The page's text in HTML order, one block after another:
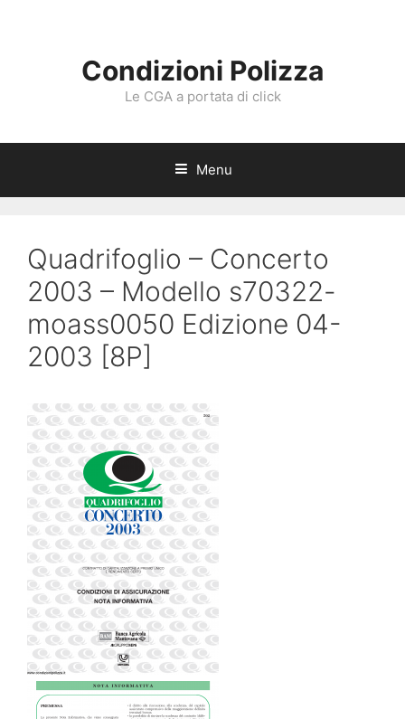
Condizioni Polizza
Le CGA a portata di click
Menu
Quadrifoglio – Concerto
2003 – Modello s70322-
moass0050 Edizione 04-
2003 [8P]